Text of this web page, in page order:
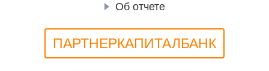
Об отчете
ПАРТНЕРКАПИТАЛБАНК